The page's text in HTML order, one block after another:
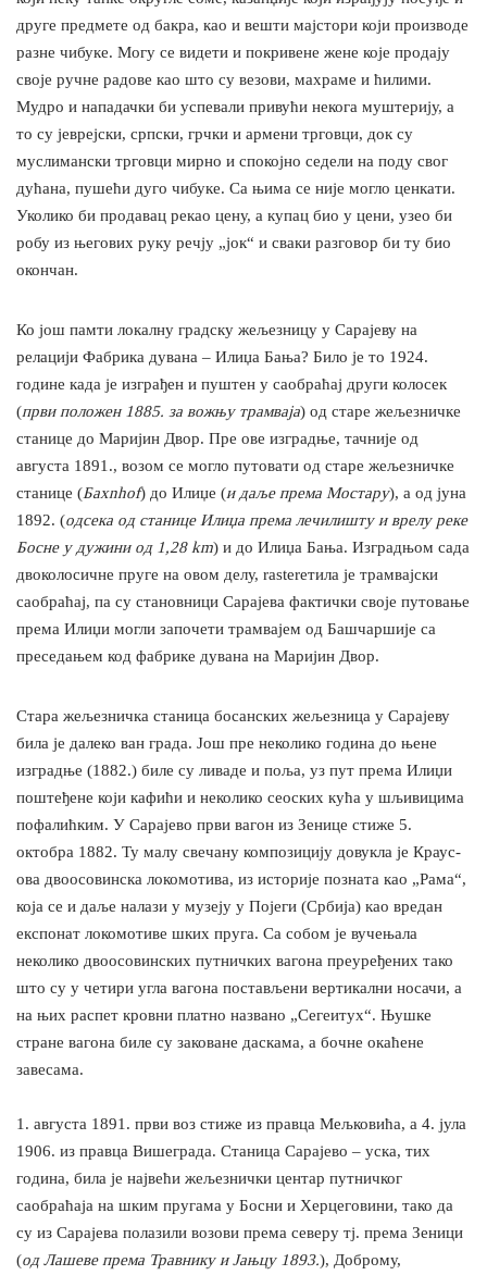
друге предмете од бакра, као и вешти мајстори који производе
разне чибуке. Могу се видети и покривене жене које продају
своје ручне радове као што су везови, махраме и ћилими.
Мудро и нападачки би успевали привући некога муштерију, а
то су јеврејски, српски, грчки и армени трговци, док су
муслимански трговци мирно и спокојно седели на поду свог
дућана, пушећи дуго чибуке. Са њима се није могло ценкати.
Уколико би продавац рекао цену, а купац био у цени, узео би
робу из његових руку речју „јок“ и сваки разговор би ту био
окончан.
Ко још памти локалну градску жељезницу у Сарајеву на
релацији Фабрика дувана – Илиџа Бања? Било је то 1924.
године када је изграђен и пуштен у саобраћај други колосек
(први положен 1885. за вожњу трамваја) од старе жељезничке
станице до Маријин Двор. Пре ове изградње, тачније од
августа 1891., возом се могло путовати од старе жељезничке
станице (Бахnhof) до Илиџе (и даље према Мостару), а од јуна
1892. (одсека од станице Илиџа према лечилишту и врелу реке
Босне у дужини од 1,28 km) и до Илиџа Бања. Изградњом сада
двоколосичне пруге на овом делу, rasterетила је трамвајски
саобраћај, па су становници Сарајева фактички своје путовање
према Илиџи могли започети трамвајем од Башчаршије са
преседањем код фабрике дувана на Маријин Двор.
Стара жељезничка станица босанских жељезница у Сарајеву
била је далеко ван града. Још пре неколико година до њене
изградње (1882.) биле су ливаде и поља, уз пут према Илиџи
поштеђене који кафићи и неколико сеоских кућа у шљивицима
пофалићким. У Сарајево први вагон из Зенице стиже 5.
октобра 1882. Ту малу свечану композицију довукла је Краус-
ова двоосовинска локомотива, из историје позната као „Рама“,
која се и даље налази у музеју у Појеги (Србија) као вредан
експонат локомотиве шких пруга. Са собом је вучењала
неколико двоосовинских путничких вагона преуређених тако
што су у четири угла вагона постављени вертикални носачи, а
на њих распет кровни платно названо „Сегеитух“. Њушке
стране вагона биле су заковане даскама, а бочне окаћене
завесама.
1. августа 1891. први воз стиже из правца Мељковића, а 4. јула
1906. из правца Вишеграда. Станица Сарајево – уска, тих
година, била је највећи жељезнички центар путничког
саобраћаја на шким пругама у Босни и Херцеговини, тако да
су из Сарајева полазили возови према северу тј. према Зеници
(од Лашеве према Травнику и Јањцу 1893.), Доброму,